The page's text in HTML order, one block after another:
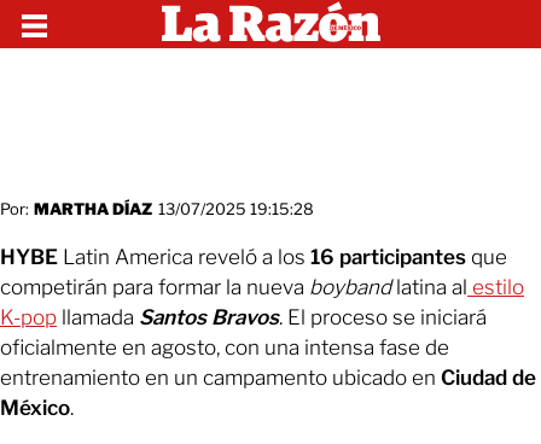
Por: MARTHA DÍAZ 13/07/2025 19:15:28
HYBE Latin America reveló a los 16 participantes que
competirán para formar la nueva boybandlatina al estilo
K-pop llamada Santos Bravos. El proceso se iniciará
oficialmente en agosto, con una intensa fase de
entrenamiento en un campamento ubicado en Ciudad de
México.